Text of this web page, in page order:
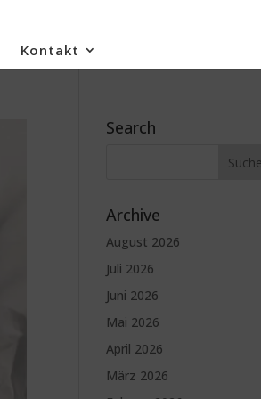
Kontakt
Search
Archive
August 2026
Juli 2026
Juni 2026
Mai 2026
April 2026
März 2026